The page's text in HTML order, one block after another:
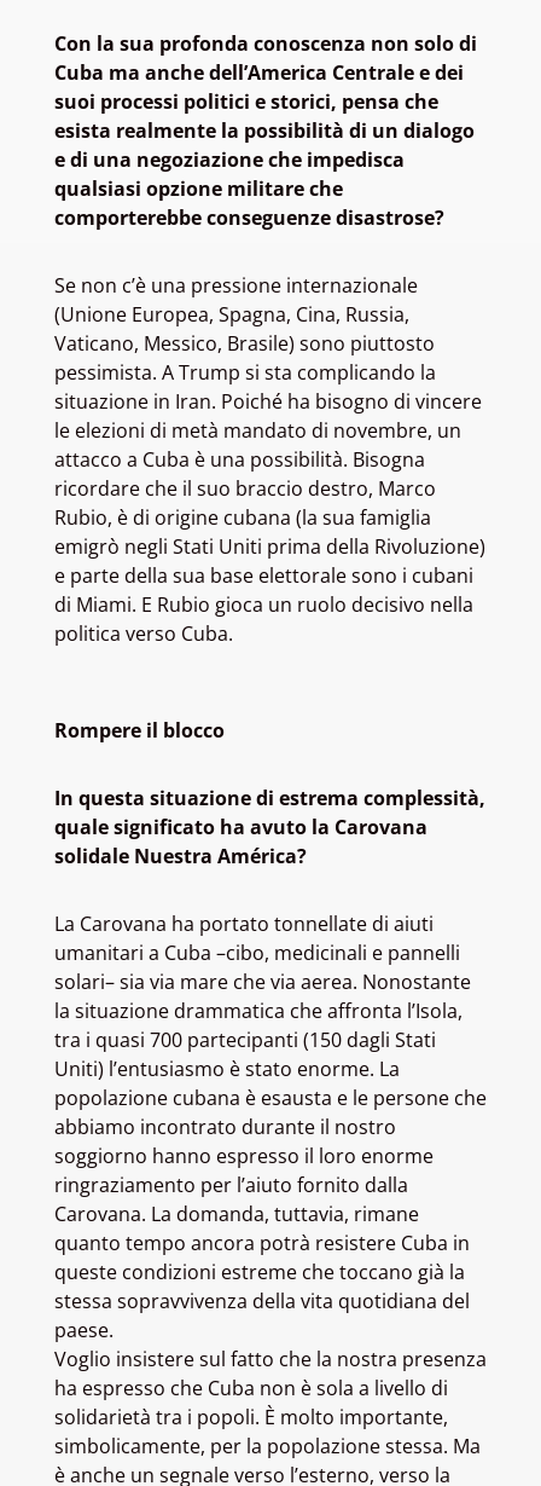
Con la sua profonda conoscenza non solo di
Cuba ma anche dell’America Centrale e dei
suoi processi politici e storici, pensa che
esista realmente la possibilità di un dialogo
e di una negoziazione che impedisca
qualsiasi opzione militare che
comporterebbe conseguenze disastrose?
Se non c’è una pressione internazionale
(Unione Europea, Spagna, Cina, Russia,
Vaticano, Messico, Brasile) sono piuttosto
pessimista. A Trump si sta complicando la
situazione in Iran. Poiché ha bisogno di vincere
le elezioni di metà mandato di novembre, un
attacco a Cuba è una possibilità. Bisogna
ricordare che il suo braccio destro, Marco
Rubio, è di origine cubana (la sua famiglia
emigrò negli Stati Uniti prima della Rivoluzione)
e parte della sua base elettorale sono i cubani
di Miami. E Rubio gioca un ruolo decisivo nella
politica verso Cuba.
Rompere il blocco
In questa situazione di estrema complessità,
quale significato ha avuto la Carovana
solidale Nuestra América?
La Carovana ha portato tonnellate di aiuti
umanitari a Cuba –cibo, medicinali e pannelli
solari– sia via mare che via aerea. Nonostante
la situazione drammatica che affronta l’Isola,
tra i quasi 700 partecipanti (150 dagli Stati
Uniti) l’entusiasmo è stato enorme. La
popolazione cubana è esausta e le persone che
abbiamo incontrato durante il nostro
soggiorno hanno espresso il loro enorme
ringraziamento per l’aiuto fornito dalla
Carovana. La domanda, tuttavia, rimane
quanto tempo ancora potrà resistere Cuba in
queste condizioni estreme che toccano già la
stessa sopravvivenza della vita quotidiana del
paese.
Voglio insistere sul fatto che la nostra presenza
ha espresso che Cuba non è sola a livello di
solidarietà tra i popoli. È molto importante,
simbolicamente, per la popolazione stessa. Ma
è anche un segnale verso l’esterno, verso la